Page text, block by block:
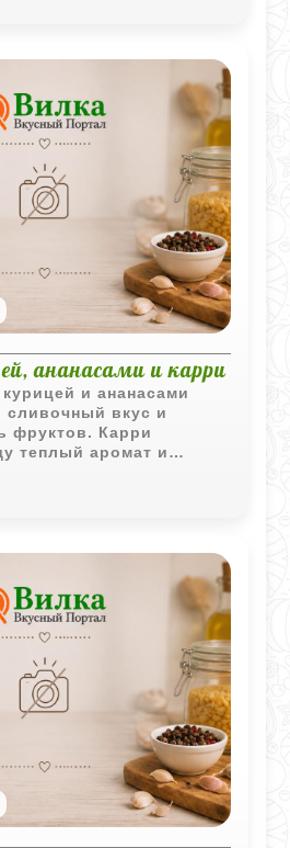
ананасами и карри
и ананасами
сливочный вкус и
фруктов. Карри
теплый аромат и
ярким и необычным.